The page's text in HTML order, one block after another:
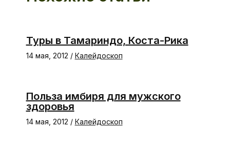
Туры в Тамариндо, Коста-Рика
14 мая, 2012 / Калейдоскоп
Польза имбиря для мужского
здоровья
14 мая, 2012 / Калейдоскоп